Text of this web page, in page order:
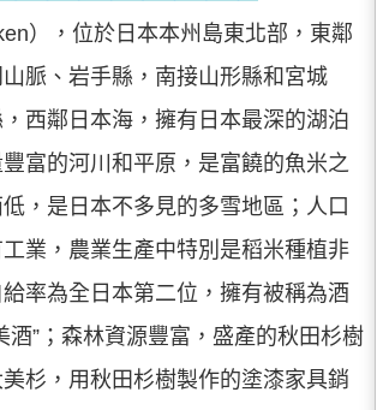
），位於日本本州島東北部，東鄰
脈、岩手縣，南接山形縣和宮城
西鄰日本海，擁有日本最深的湖泊
富的河川和平原，是富饒的魚米之
，是日本不多見的多雪地區；人口
業，農業生產中特別是稻米種植非
率為全日本第二位，擁有被稱為酒
酒”；森林資源豐富，盛產的秋田杉樹
杉，用秋田杉樹製作的塗漆家具銷